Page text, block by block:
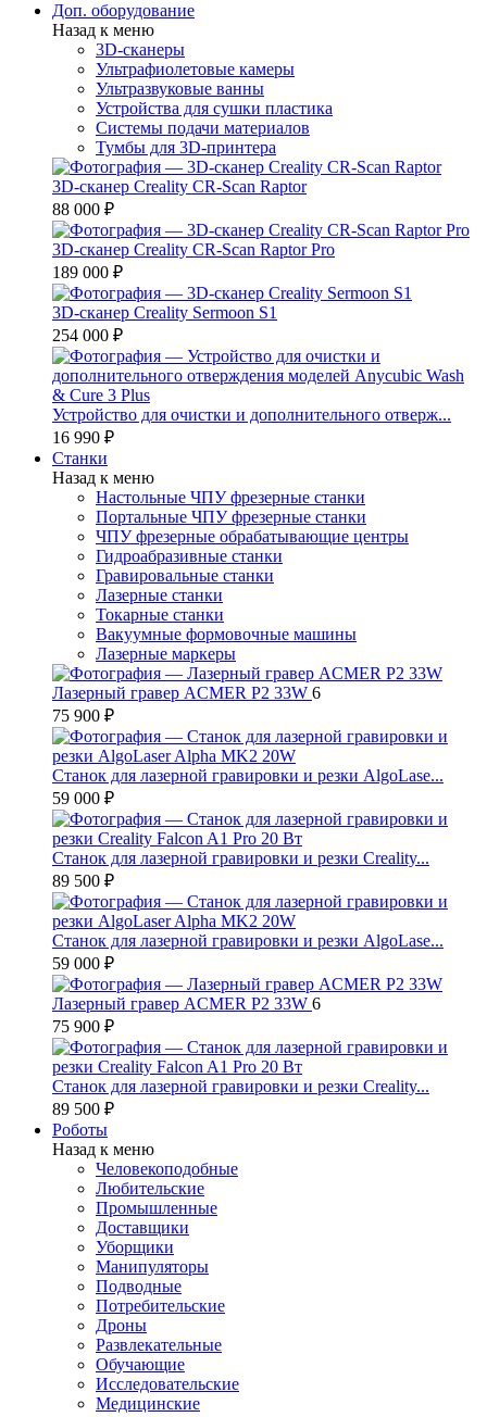
Доп. оборудование
Назад к меню
3D-сканеры
Ультрафиолетовые камеры
Ультразвуковые ванны
Устройства для сушки пластика
Системы подачи материалов
Тумбы для 3D-принтера
3D-сканер Creality CR-Scan Raptor
88 000 ₽
3D-сканер Creality CR-Scan Raptor Pro
189 000 ₽
3D-сканер Creality Sermoon S1
254 000 ₽
Устройство для очистки и дополнительного отверж...
16 990 ₽
Станки
Назад к меню
Настольные ЧПУ фрезерные станки
Портальные ЧПУ фрезерные станки
ЧПУ фрезерные обрабатывающие центры
Гидроабразивные станки
Гравировальные станки
Лазерные станки
Токарные станки
Вакуумные формовочные машины
Лазерные маркеры
Лазерный гравер ACMER P2 33W 6
75 900 ₽
Станок для лазерной гравировки и резки AlgoLase...
59 000 ₽
Станок для лазерной гравировки и резки Creality...
89 500 ₽
Станок для лазерной гравировки и резки AlgoLase...
59 000 ₽
Лазерный гравер ACMER P2 33W 6
75 900 ₽
Станок для лазерной гравировки и резки Creality...
89 500 ₽
Роботы
Назад к меню
Человекоподобные
Любительские
Промышленные
Доставщики
Уборщики
Манипуляторы
Подводные
Потребительские
Дроны
Развлекательные
Обучающие
Исследовательские
Медицинские